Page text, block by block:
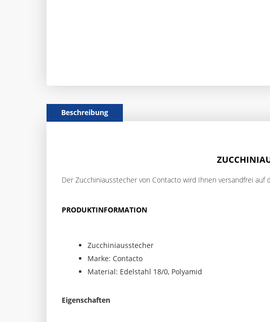
Beschreibung
Der Zucchiniausstecher von Contacto wird Ihnen versandfrei auf
PRODUKTINFORMATION
Zucchiniausstecher
Marke: Contacto
Material: Edelstahl 18/0, Polyamid
Eigenschaften